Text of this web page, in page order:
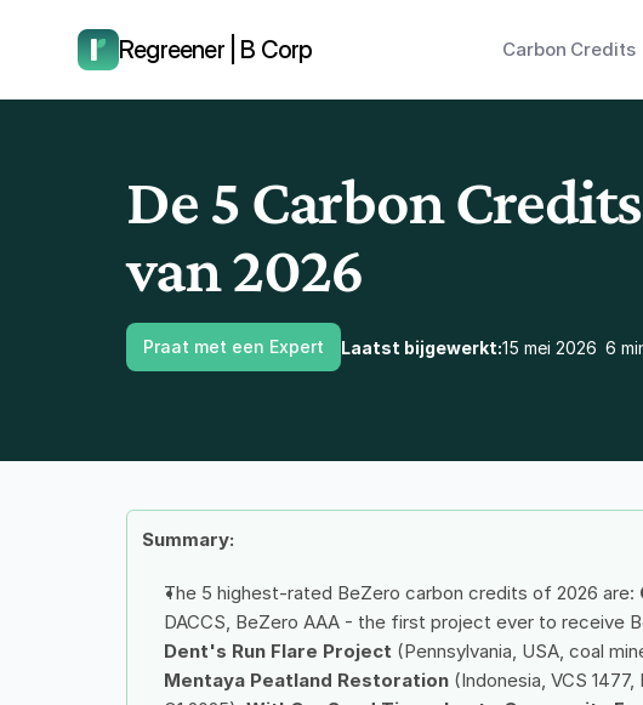
Regreener | B Corp Carbon Credits
De 5 Carbon
van 2026
Praat met een Expert Laatst bijgewerkt:15 mei 2026 6
Summary:
The 5 highest-rated BeZero carbon credits of 2026 are:
DACCS, BeZero AAA - the first project ever to receive
Dent's Run Flare Project (Pennsylvania, USA, coal
Mentaya Peatland Restoration (Indonesia, VCS